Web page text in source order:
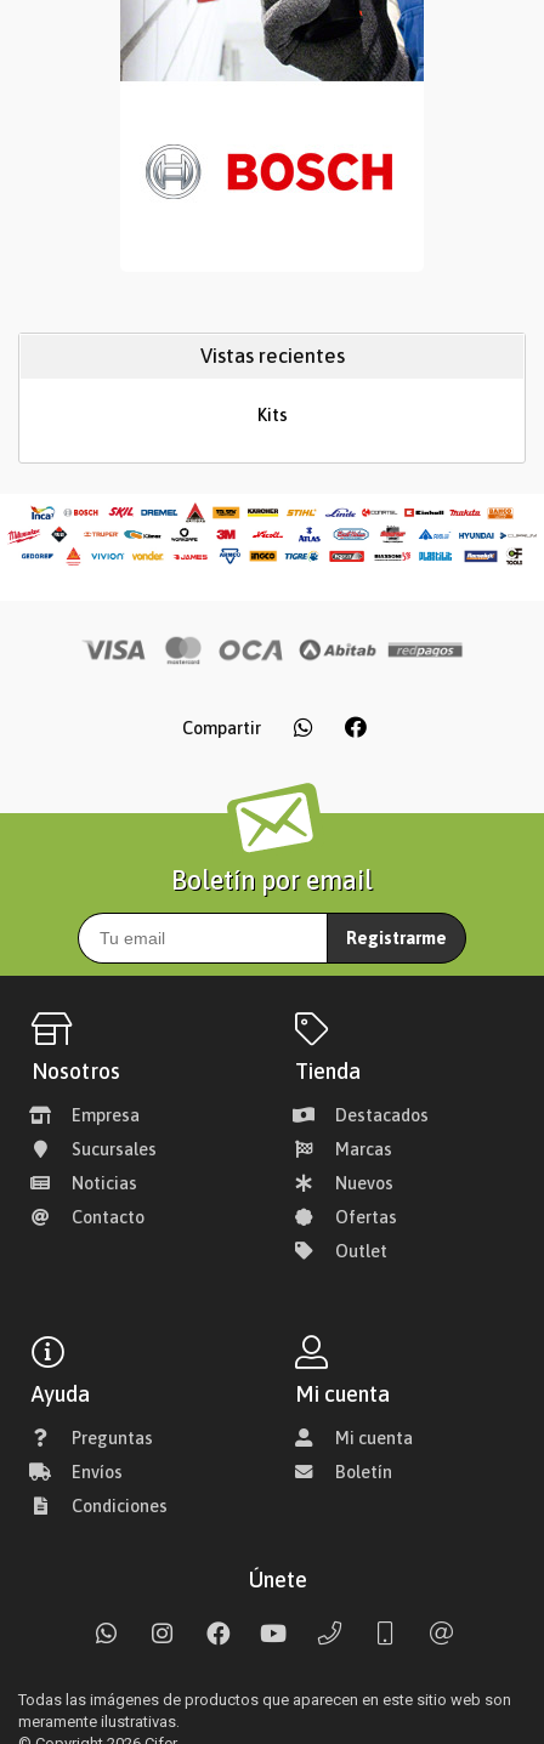
Vistas recientes
Kits
Compartir
Boletín por email
Registrarme
Nosotros
Empresa
Sucursales
Noticias
Contacto
Tienda
Destacados
Marcas
Nuevos
Ofertas
Outlet
Ayuda
Preguntas
Envíos
Condiciones
Mi cuenta
Mi cuenta
Boletín
Únete
Todas las imágenes de productos que aparecen en este sitio web son
meramente ilustrativas.